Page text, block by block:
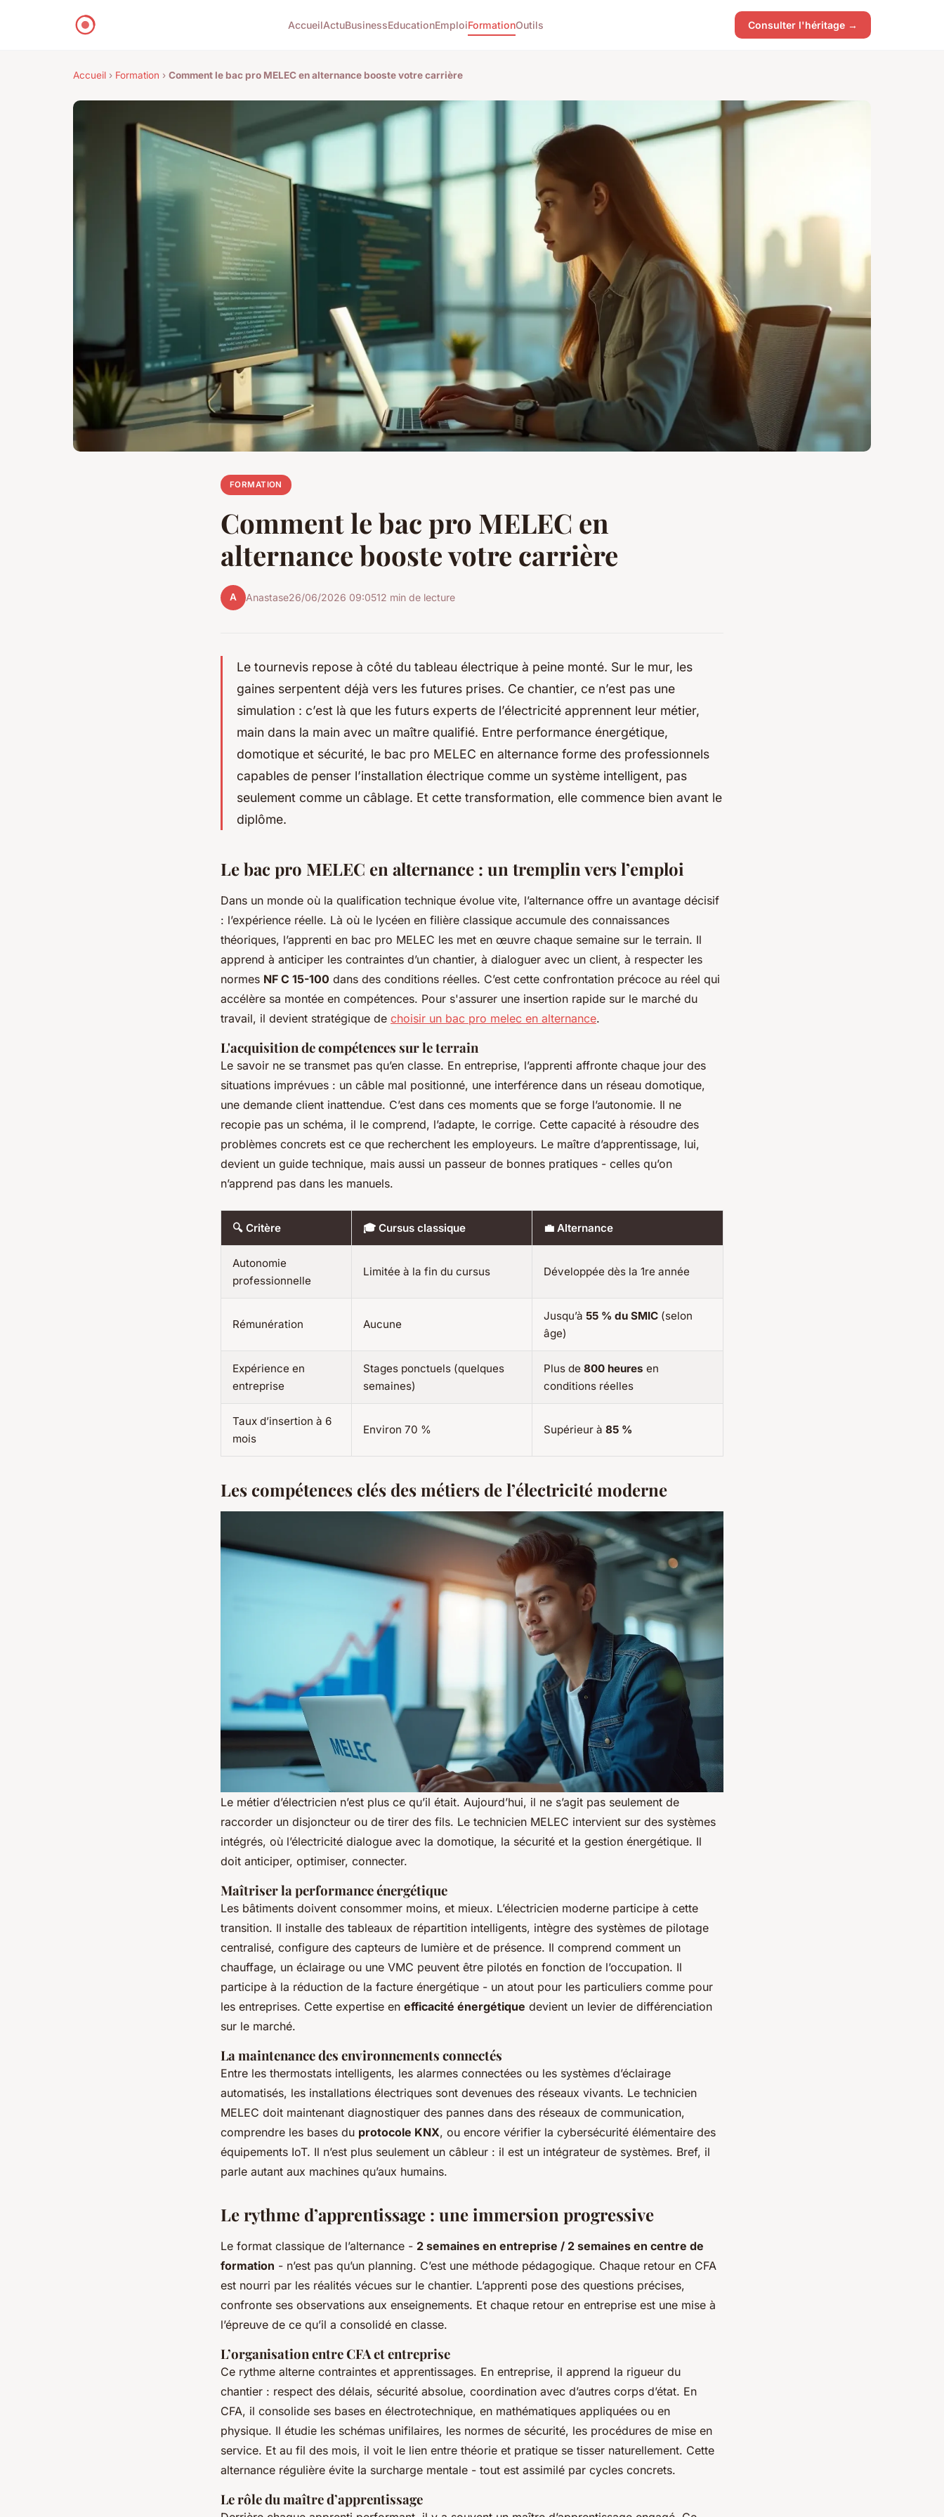
AccueilActuBusinessEducationEmploiFormationOutils Consulter l'héritage →
Accueil › Formation › Comment le bac pro MELEC en alternance booste votre carrière
FORMATION
Comment le bac pro MELEC en
alternance booste votre carrière
A Anastase26/06/2026 09:0512 min de lecture
Le tournevis repose à côté du tableau électrique à peine monté. Sur le mur, les
gaines serpentent déjà vers les futures prises. Ce chantier, ce n’est pas une
simulation : c’est là que les futurs experts de l’électricité apprennent leur métier,
main dans la main avec un maître qualifié. Entre performance énergétique,
domotique et sécurité, le bac pro MELEC en alternance forme des professionnels
capables de penser l’installation électrique comme un système intelligent, pas
seulement comme un câblage. Et cette transformation, elle commence bien avant le
diplôme.
Le bac pro MELEC en alternance : un tremplin vers l’emploi
Dans un monde où la qualification technique évolue vite, l’alternance offre un avantage décisif
: l’expérience réelle. Là où le lycéen en filière classique accumule des connaissances
théoriques, l’apprenti en bac pro MELEC les met en œuvre chaque semaine sur le terrain. Il
apprend à anticiper les contraintes d’un chantier, à dialoguer avec un client, à respecter les
normes NF C 15-100 dans des conditions réelles. C’est cette confrontation précoce au réel qui
accélère sa montée en compétences. Pour s'assurer une insertion rapide sur le marché du
travail, il devient stratégique de choisir un bac pro melec en alternance.
L'acquisition de compétences sur le terrain
Le savoir ne se transmet pas qu’en classe. En entreprise, l’apprenti affronte chaque jour des
situations imprévues : un câble mal positionné, une interférence dans un réseau domotique,
une demande client inattendue. C’est dans ces moments que se forge l’autonomie. Il ne
recopie pas un schéma, il le comprend, l’adapte, le corrige. Cette capacité à résoudre des
problèmes concrets est ce que recherchent les employeurs. Le maître d’apprentissage, lui,
devient un guide technique, mais aussi un passeur de bonnes pratiques - celles qu’on
n’apprend pas dans les manuels.
🔍 Critère 🎓 Cursus classique 💼 Alternance
Autonomie
professionnelle
Limitée à la fin du cursus Développée dès la 1re année
Rémunération Aucune
Jusqu’à 55 % du SMIC (selon
âge)
Expérience en
entreprise
Stages ponctuels (quelques
semaines)
Plus de 800 heures en
conditions réelles
Taux d’insertion à 6
mois
Environ 70 % Supérieur à 85 %
Les compétences clés des métiers de l’électricité moderne
Le métier d’électricien n’est plus ce qu’il était. Aujourd’hui, il ne s’agit pas seulement de
raccorder un disjoncteur ou de tirer des fils. Le technicien MELEC intervient sur des systèmes
intégrés, où l’électricité dialogue avec la domotique, la sécurité et la gestion énergétique. Il
doit anticiper, optimiser, connecter.
Maîtriser la performance énergétique
Les bâtiments doivent consommer moins, et mieux. L’électricien moderne participe à cette
transition. Il installe des tableaux de répartition intelligents, intègre des systèmes de pilotage
centralisé, configure des capteurs de lumière et de présence. Il comprend comment un
chauffage, un éclairage ou une VMC peuvent être pilotés en fonction de l’occupation. Il
participe à la réduction de la facture énergétique - un atout pour les particuliers comme pour
les entreprises. Cette expertise en efficacité énergétique devient un levier de différenciation
sur le marché.
La maintenance des environnements connectés
Entre les thermostats intelligents, les alarmes connectées ou les systèmes d’éclairage
automatisés, les installations électriques sont devenues des réseaux vivants. Le technicien
MELEC doit maintenant diagnostiquer des pannes dans des réseaux de communication,
comprendre les bases du protocole KNX, ou encore vérifier la cybersécurité élémentaire des
équipements IoT. Il n’est plus seulement un câbleur : il est un intégrateur de systèmes. Bref, il
parle autant aux machines qu’aux humains.
Le rythme d’apprentissage : une immersion progressive
Le format classique de l’alternance - 2 semaines en entreprise / 2 semaines en centre de
formation - n’est pas qu’un planning. C’est une méthode pédagogique. Chaque retour en CFA
est nourri par les réalités vécues sur le chantier. L’apprenti pose des questions précises,
confronte ses observations aux enseignements. Et chaque retour en entreprise est une mise à
l’épreuve de ce qu’il a consolidé en classe.
L’organisation entre CFA et entreprise
Ce rythme alterne contraintes et apprentissages. En entreprise, il apprend la rigueur du
chantier : respect des délais, sécurité absolue, coordination avec d’autres corps d’état. En
CFA, il consolide ses bases en électrotechnique, en mathématiques appliquées ou en
physique. Il étudie les schémas unifilaires, les normes de sécurité, les procédures de mise en
service. Et au fil des mois, il voit le lien entre théorie et pratique se tisser naturellement. Cette
alternance régulière évite la surcharge mentale - tout est assimilé par cycles concrets.
Le rôle du maître d’apprentissage